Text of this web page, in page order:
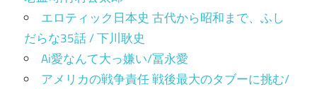
エロティック日本史 古代から昭和まで、ふし
だらな35話 / 下川耿史
Ai愛なんて大っ嫌い/冨永愛
アメリカの戦争責任 戦後最大のタブーに挑む/